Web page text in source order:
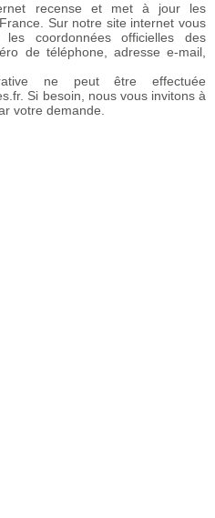
recense et met à jour les
Sur notre site internet vous
les coordonnées officielles des
de téléphone, adresse e-mail,
ne peut être effectuée
Si besoin, nous vous invitons à
votre demande.